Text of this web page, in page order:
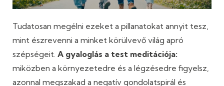
Tudatosan megélni ezeket a pillanatokat annyit tesz,
mint észrevenni a minket körülvevő világ apró
szépségeit. A gyaloglás a test meditációja:
miközben a környezetedre és a légzésedre figyelsz,
azonnal megszakad a negatív gondolatspirál és